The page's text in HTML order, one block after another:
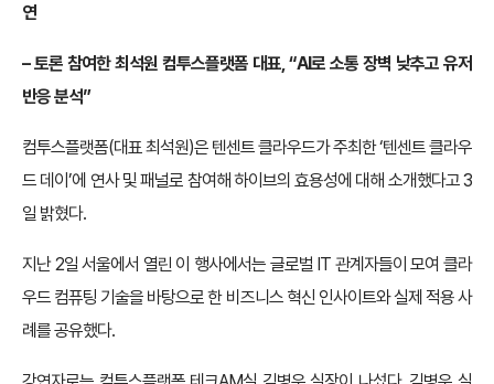
연
– 토론 참여한 최석원 컴투스플랫폼 대표, “AI로 소통 장벽 낮추고 유저
반응 분석”
컴투스플랫폼(대표 최석원)은 텐센트 클라우드가 주최한 ‘텐센트 클라우
드 데이’에 연사 및 패널로 참여해 하이브의 효용성에 대해 소개했다고 3
일 밝혔다.
지난 2일 서울에서 열린 이 행사에서는 글로벌 IT 관계자들이 모여 클라
우드 컴퓨팅 기술을 바탕으로 한 비즈니스 혁신 인사이트와 실제 적용 사
례를 공유했다.